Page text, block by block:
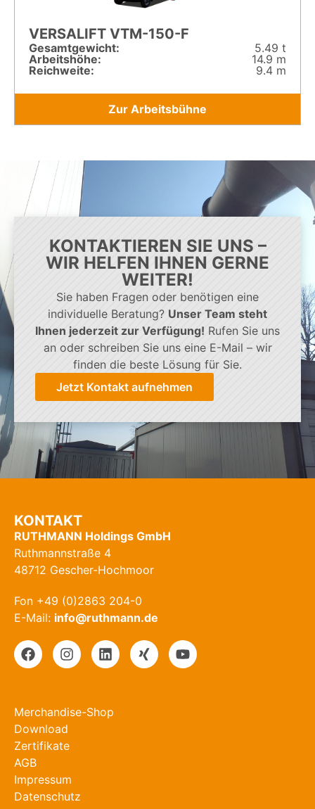
VERSALIFT VTM-150-F
Gesamt­gewicht:
5.49 t
Arbeitshöhe:
14.9 m
Reichweite:
9.4 m
Zur Arbeitsbühne
KONTAKTIEREN SIE UNS –
WIR HELFEN IHNEN GERNE
WEITER!
Sie haben Fragen oder benötigen eine
individuelle Beratung? Unser Team steht
Ihnen jederzeit zur Verfügung! Rufen Sie uns
an oder schreiben Sie uns eine E-Mail – wir
finden die beste Lösung für Sie.
Jetzt Kontakt aufnehmen
KONTAKT
RUTHMANN Holdings GmbH
Ruthmannstraße 4
48712 Gescher-Hochmoor
Fon +49 (0)2863 204-0
E-Mail: info@ruthmann.de
Merchandise-Shop
Download
Zertifikate
AGB
Impressum
Datenschutz